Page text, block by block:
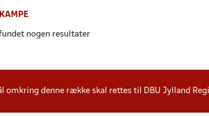
nogen resultater
omkring denne række skal rettes til DBU Jylland